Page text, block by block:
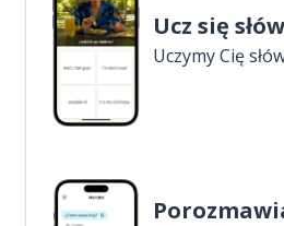
Ucz się
Uczymy Cię